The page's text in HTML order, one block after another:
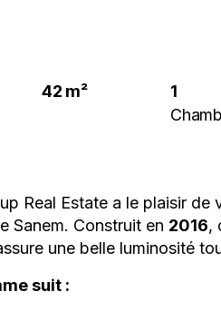
42 m²
1
Real Estate a le plaisir
Sanem. Construit en 2016,
une belle luminosité
suit :